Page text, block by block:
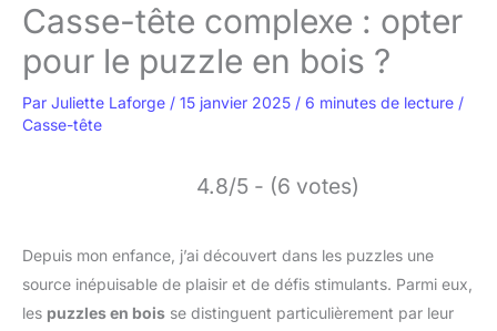
Casse-tête complexe : opter
pour le puzzle en bois ?
Par Juliette Laforge / 15 janvier 2025 / 6 minutes de lecture /
Casse-tête
4.8/5 - (6 votes)
Depuis mon enfance, j’ai découvert dans les puzzles une
source inépuisable de plaisir et de défis stimulants. Parmi eux,
les puzzles en bois se distinguent particulièrement par leur